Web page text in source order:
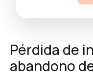
Pérdida de
abandono